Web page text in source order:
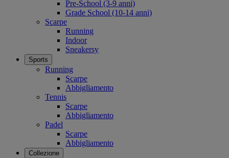
Pre-School (3-9 anni)
Grade School (10-14 anni)
Scarpe
Running
Indoor
Sneakersy
Sports
Running
Scarpe
Abbigliamento
Tennis
Scarpe
Abbigliamento
Padel
Scarpe
Abbigliamento
Collezione